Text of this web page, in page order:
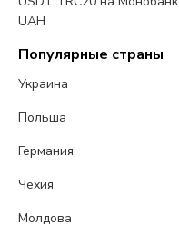
UAH
Популярные страны
Украина
Польша
Германия
Чехия
Молдова